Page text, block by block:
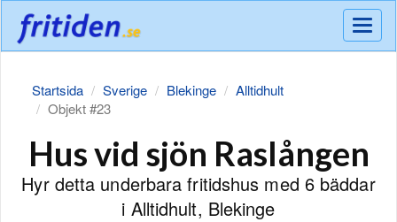
Meny
Startsida Sverige Blekinge
Alltidhult
Objekt #23
Hus vid sjön Raslången
Hyr detta underbara fritidshus med 6 bäddar
i Alltidhult, Blekinge